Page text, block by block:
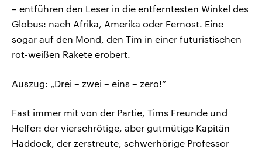
– entführen den Leser in die entferntesten Winkel des
Globus: nach Afrika, Amerika oder Fernost. Eine
sogar auf den Mond, den Tim in einer futuristischen
rot-weißen Rakete erobert.
Auszug: „Drei – zwei – eins – zero!“
Fast immer mit von der Partie, Tims Freunde und
Helfer: der vierschrötige, aber gutmütige Kapitän
Haddock, der zerstreute, schwerhörige Professor